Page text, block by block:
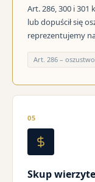
Art. 286, 300 i 301
lub dopuścił się
reprezentujemy
Art. 286 – oszustwo
05
Skup